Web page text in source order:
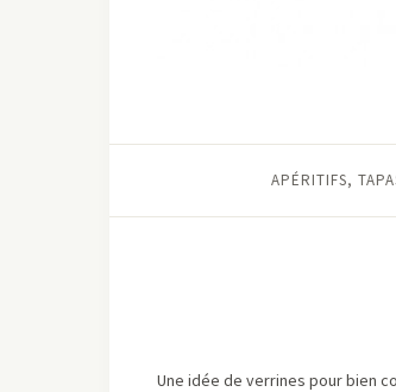
APÉRITIFS,
Une idée de verrines pour bien